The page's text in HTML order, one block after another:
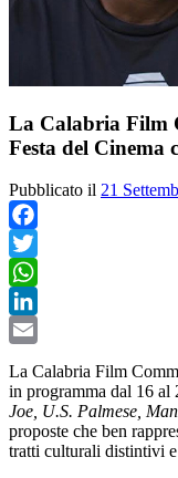
La Calabria Film
Festa del Cinema
Pubblicato il 21
Facebook
Twitter
WhatsApp
LinkedIn
La Calabria Film
in programma dal 16 al
Joe, U.S. Palmese,
proposte che ben
tratti culturali distintivi